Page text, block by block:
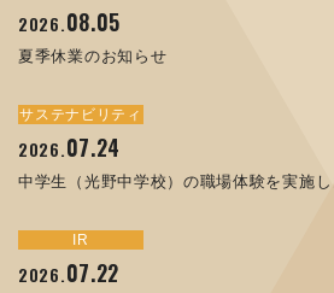
2026.08.05
夏季休業のお知らせ
サステナビリティ
2026.07.24
中学生（光野中学校）の職場体験を実施
IR
2026.07.22
2025.11.17
コラムを更新しました：MECT2025(メカ
お知らせ
2025. 09.02
お知らせ
2026.04.17
ORANGE NEWS Vol. 013を掲載しました
トピックス
2025.10.01
高松流技Vol.25を掲載しました
トピックス
2025.09.10
2025.08.29
MECT 2025 出展のご案内 ※終了しまし
イベント
2025.04.16
MEX金沢2025 出展のご案内 ※終了し
イベント
2024.09.26
2026.07.22
譲渡制限付株式報酬としての自己株式の処
IR
2026. 07.07
IR
2026.06.12
人材戦略を策定しました
サステナビリティ
2026.03.26
「健康経営優良法人２０２６（大規模法人
サステナビリティ